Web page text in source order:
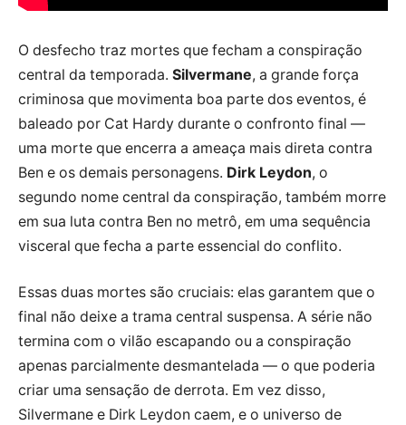
O desfecho traz mortes que fecham a conspiração
central da temporada. Silvermane, a grande força
criminosa que movimenta boa parte dos eventos, é
baleado por Cat Hardy durante o confronto final —
uma morte que encerra a ameaça mais direta contra
Ben e os demais personagens. Dirk Leydon, o
segundo nome central da conspiração, também morre
em sua luta contra Ben no metrô, em uma sequência
visceral que fecha a parte essencial do conflito.
Essas duas mortes são cruciais: elas garantem que o
final não deixe a trama central suspensa. A série não
termina com o vilão escapando ou a conspiração
apenas parcialmente desmantelada — o que poderia
criar uma sensação de derrota. Em vez disso,
Silvermane e Dirk Leydon caem, e o universo de